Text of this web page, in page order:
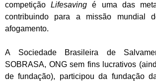
competiçãoLifesaving é uma das
contribuindo para a missão mundial
afogamento.
A Sociedade Brasileira de
SOBRASA, ONG sem fins lucrativos
de fundação), participou da fundação